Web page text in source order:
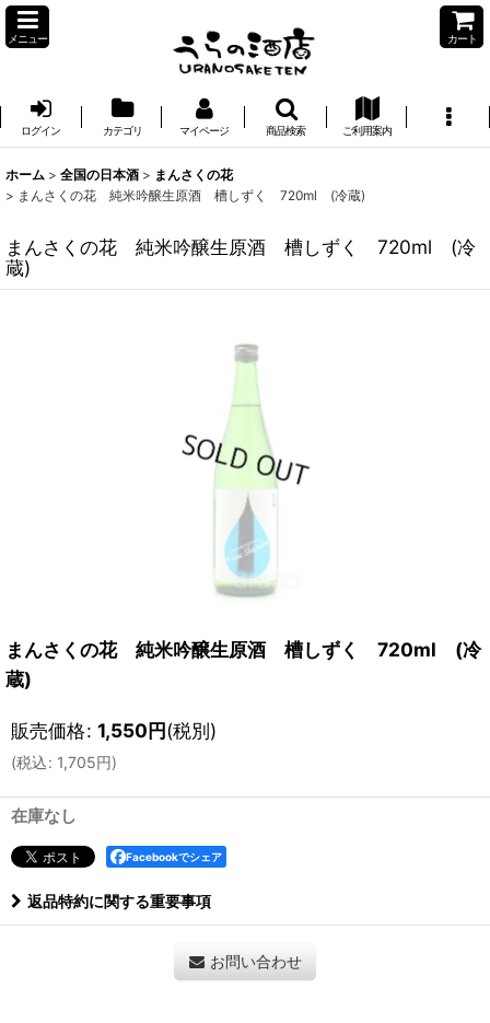
メニュー カート
ログイン カテゴリ マイページ 商品検索 ご利用案内
ホーム > 全国の日本酒 > まんさくの花
> まんさくの花 純米吟醸生原酒 槽しずく 720ml (冷蔵)
まんさくの花 純米吟醸生原酒 槽しずく 720ml (冷
蔵)
まんさくの花 純米吟醸生原酒 槽しずく 720ml (冷
蔵)
販売価格: 1,550円(税別)
(税込: 1,705円)
在庫なし
Facebookでシェア
返品特約に関する重要事項
お問い合わせ